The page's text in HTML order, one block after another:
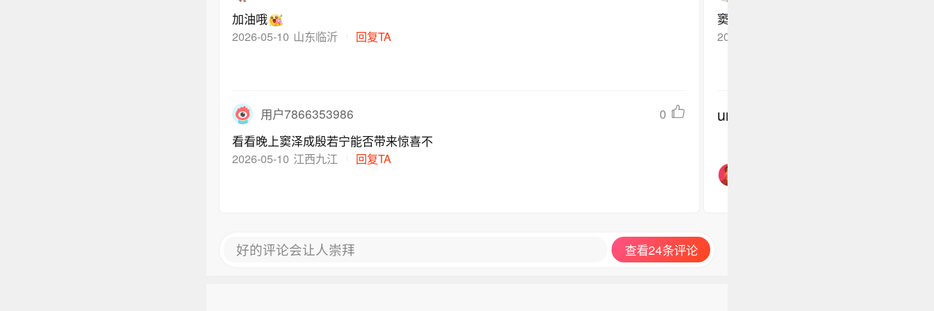
加油哦
2026-05-10 山东临沂 回复TA
用户7866353986
0
看看晚上窦泽成殷若宁能否带来惊喜不
2026-05-10 江西九江 回复TA
窦泽成不错，但别急着吹，PGA还早着
2026-05-10
undefined
好的评论会让人崇拜 查看24条评论